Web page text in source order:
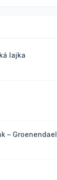
lajka
– Groenendael